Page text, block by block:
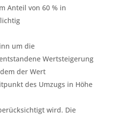
Anteil von 60 % in
um die
Wertsteigerung
der Wert
des Umzugs in Höhe
wird. Die